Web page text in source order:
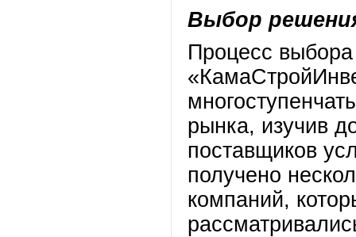
Выбор
Процесс
рынка, изучив
поставщиков
получено
компаний,